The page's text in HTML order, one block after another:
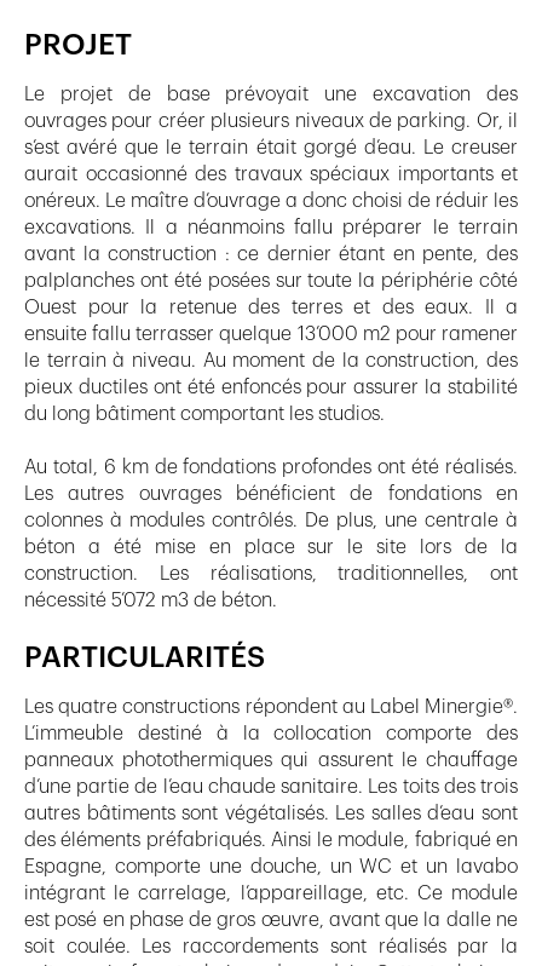
PROJET
Le projet de base prévoyait une excavation des
ouvrages pour créer plusieurs niveaux de parking. Or, il
s’est avéré que le terrain était gorgé d’eau. Le creuser
aurait occasionné des travaux spéciaux importants et
onéreux. Le maître d’ouvrage a donc choisi de réduir les
excavations. Il a néanmoins fallu préparer le terrain
avant la construction : ce dernier étant en pente, des
palplanches ont été posées sur toute la périphérie côté
Ouest pour la retenue des terres et des eaux. Il a
ensuite fallu terrasser quelque 13’000 m2 pour ramener
le terrain à niveau. Au moment de la construction, des
pieux ductiles ont été enfoncés pour assurer la stabilité
du long bâtiment comportant les studios.
Au total, 6 km de fondations profondes ont été réalisés.
Les autres ouvrages bénéficient de fondations en
colonnes à modules contrôlés. De plus, une centrale à
béton a été mise en place sur le site lors de la
construction. Les réalisations, traditionnelles, ont
nécessité 5’072 m3 de béton.
PARTICULARITÉS
Les quatre constructions répondent au Label Minergie®.
L’immeuble destiné à la collocation comporte des
panneaux photothermiques qui assurent le chauffage
d’une partie de l’eau chaude sanitaire. Les toits des trois
autres bâtiments sont végétalisés. Les salles d’eau sont
des éléments préfabriqués. Ainsi le module, fabriqué en
Espagne, comporte une douche, un WC et un lavabo
intégrant le carrelage, l’appareillage, etc. Ce module
est posé en phase de gros œuvre, avant que la dalle ne
soit coulée. Les raccordements sont réalisés par la